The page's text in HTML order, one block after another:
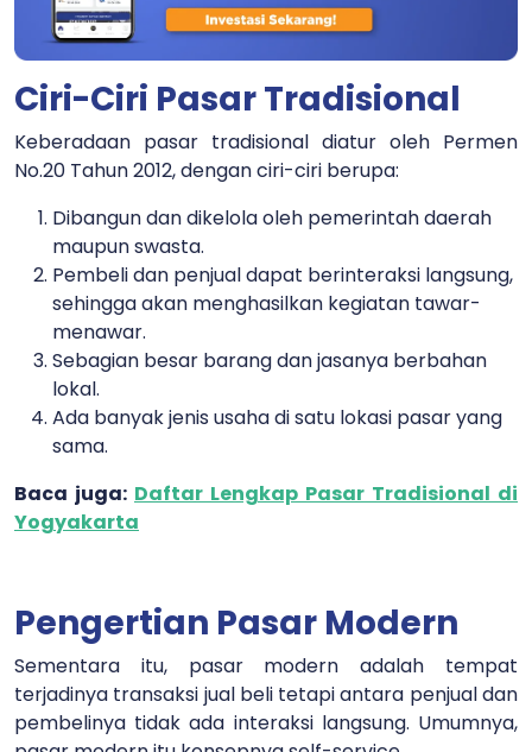
Ciri-Ciri Pasar Tradisional
Keberadaan pasar tradisional diatur oleh Permen
No.20 Tahun 2012, dengan ciri-ciri berupa:
Dibangun dan dikelola oleh pemerintah daerah
maupun swasta.
Pembeli dan penjual dapat berinteraksi langsung,
sehingga akan menghasilkan kegiatan tawar-
menawar.
Sebagian besar barang dan jasanya berbahan
lokal.
Ada banyak jenis usaha di satu lokasi pasar yang
sama.
Baca juga: Daftar Lengkap Pasar Tradisional di
Yogyakarta
Pengertian Pasar Modern
Sementara itu, pasar modern adalah tempat
terjadinya transaksi jual beli tetapi antara penjual dan
pembelinya tidak ada interaksi langsung. Umumnya,